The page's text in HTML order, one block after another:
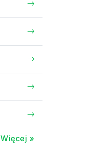
Więcej »